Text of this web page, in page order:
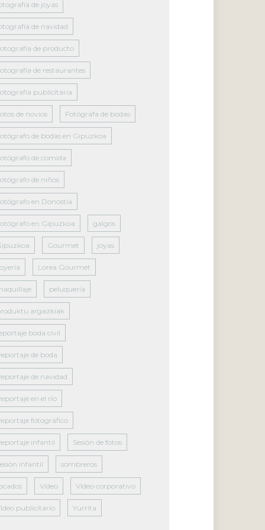
de joyas
de navidad
de producto
de restaurantes
publicitaria
de novios Fotógrafa de bodas
de bodas en Gipuzkoa
de comida
de niños
en Donostia
en Gipuzkoa galgos
Gourmet joyas
Lorea Gourmet
peluquería
argazkiak
boda civil
de boda
de navidad
en el río
fotográfico
infantil Sesión de fotos
infantil sombreros
Vídeo Vídeo corporativo
publicitario Yurrita